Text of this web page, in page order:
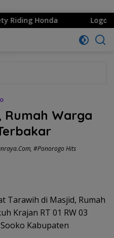
Honda Logo Hari
Rumah Warga
, #Ponorogo Hits
Tarawih di Masjid, Rumah
Krajan RT 01 RW 03
Kabupaten